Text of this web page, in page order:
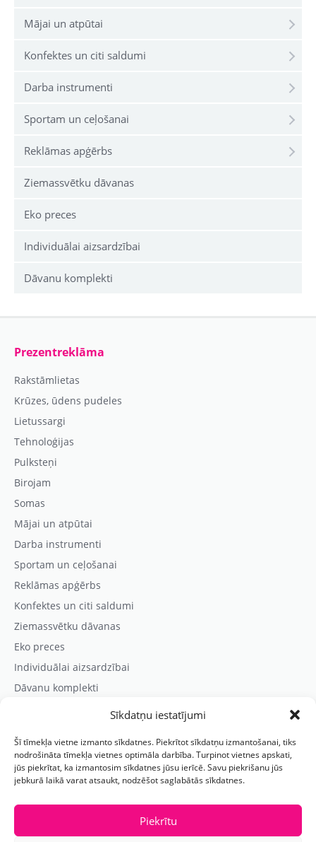
Sīkdatņu iestatījumi
Šī tīmekļa vietne izmanto sīkdatnes. Piekrītot sīkdatņu izmantošanai, tiks
nodrošināta tīmekļa vietnes optimāla darbība. Turpinot vietnes apskati,
jūs piekrītat, ka izmantosim sīkdatnes jūsu ierīcē. Savu piekrišanu jūs
jebkurā laikā varat atsaukt, nodzēšot saglabātās sīkdatnes.
Piekrītu
Mājai un atpūtai
Konfektes un citi saldumi
Darba instrumenti
Sportam un ceļošanai
Reklāmas apģērbs
Ziemassvētku dāvanas
Eko preces
Individuālai aizsardzībai
Dāvanu komplekti
Prezentreklāma
Rakstāmlietas
Krūzes, ūdens pudeles
Lietussargi
Tehnoloģijas
Pulksteņi
Birojam
Somas
Mājai un atpūtai
Darba instrumenti
Sportam un ceļošanai
Reklāmas apģērbs
Konfektes un citi saldumi
Ziemassvētku dāvanas
Eko preces
Individuālai aizsardzībai
Dāvanu komplekti
Kontaktinformācija
Prezentreklāmas aģentūra “PARIS”
Reģ.nr.: 40103625328